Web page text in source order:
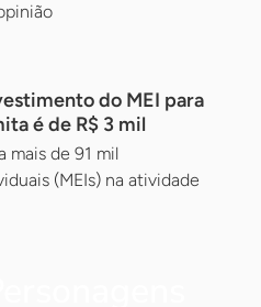
do MEI para
é de R$ 3 mil
mais de 91 mil
(MEIs) na atividade